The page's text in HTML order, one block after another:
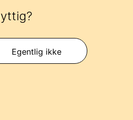
Egentlig ikke